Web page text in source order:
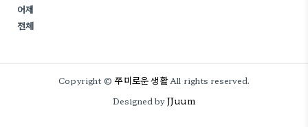
어제
전체
Copyright ©쭈미로운 생활All rights reserved.
Designed byJJuum